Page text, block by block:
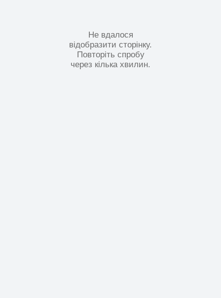
Не вдалося
відобразити сторінку.
Повторіть спробу
через кілька хвилин.